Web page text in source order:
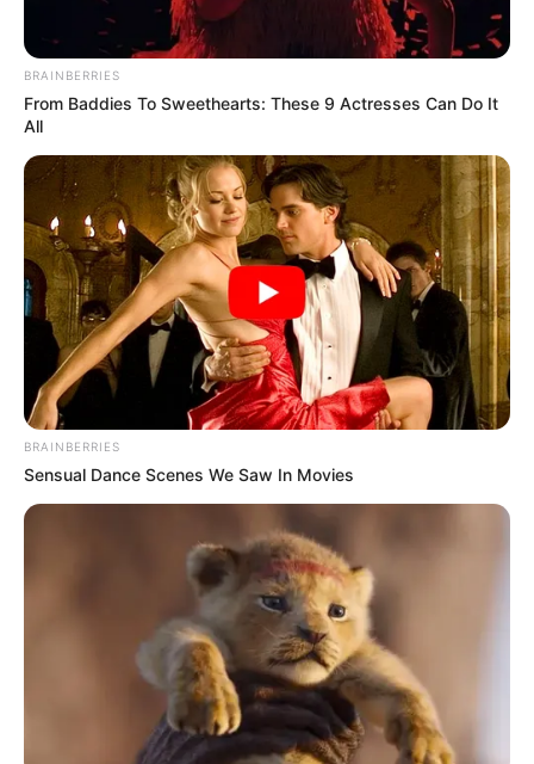
BRAINBERRIES
From Baddies To Sweethearts: These 9 Actresses Can Do It
All
BRAINBERRIES
Sensual Dance Scenes We Saw In Movies